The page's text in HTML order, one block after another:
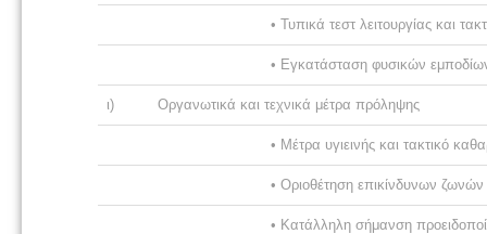
• Τυπικά τεστ λειτουργίας και
• Εγκατάσταση φυσικών
ι) Οργανωτικά και τεχνικά μέτρα πρόληψης
• Μέτρα υγιεινής και τακτικό
• Οριοθέτηση επικίνδυνων ζωνών
• Κατάλληλη σήμανση